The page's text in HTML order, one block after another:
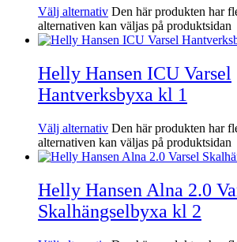
Välj alternativ Den här produkten har
alternativen kan väljas på produktsidan
Helly Hansen ICU Varsel
Hantverksbyxa kl 1
Välj alternativ Den här produkten har
alternativen kan väljas på produktsidan
Helly Hansen Alna 2.0
Skalhängselbyxa kl 2